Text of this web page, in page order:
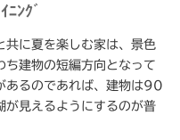
ﾝｸﾞ
共に夏を楽しむ家は、景色
ち建物の短編方向となって
あるのであれば、建物は90
が見えるようにするのが普